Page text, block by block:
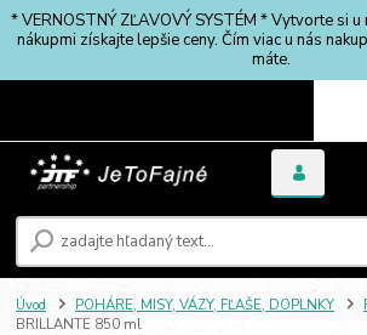
* VERNOSTNÝ ZĽAVOVÝ SYSTÉM * Vytvorte si
nákupmi získajte lepšie ceny. Čím viac u nás
máte.
Úvod POHÁRE, MISY, VÁZY, FĽAŠE, DOPLNKY
BRILLANTE 850 ml